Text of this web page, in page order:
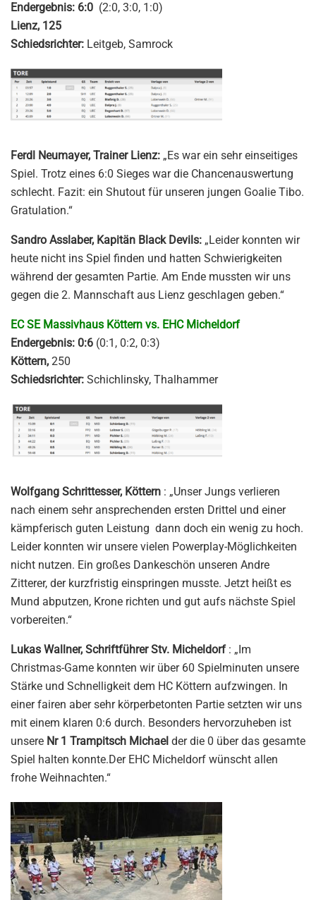
Endergebnis: 6:0 (2:0, 3:0, 1:0)
Lienz, 125
Schiedsrichter: Leitgeb, Samrock
Ferdl Neumayer, Trainer Lienz: „Es war ein sehr einseitiges
Spiel. Trotz eines 6:0 Sieges war die Chancenauswertung
schlecht. Fazit: ein Shutout für unseren jungen Goalie Tibo.
Gratulation.“
Sandro Asslaber, Kapitän Black Devils: „Leider konnten wir
heute nicht ins Spiel finden und hatten Schwierigkeiten
während der gesamten Partie. Am Ende mussten wir uns
gegen die 2. Mannschaft aus Lienz geschlagen geben.“
EC SE Massivhaus Köttern vs. EHC Micheldorf
Endergebnis: 0:6 (0:1, 0:2, 0:3)
Köttern, 250
Schiedsrichter: Schichlinsky, Thalhammer
Wolfgang Schrittesser, Köttern : „Unser Jungs verlieren
nach einem sehr ansprechenden ersten Drittel und einer
kämpferisch guten Leistung dann doch ein wenig zu hoch.
Leider konnten wir unsere vielen Powerplay-Möglichkeiten
nicht nutzen. Ein großes Dankeschön unseren Andre
Zitterer, der kurzfristig einspringen musste. Jetzt heißt es
Mund abputzen, Krone richten und gut aufs nächste Spiel
vorbereiten.“
Lukas Wallner, Schriftführer Stv. Micheldorf : „Im
Christmas-Game konnten wir über 60 Spielminuten unsere
Stärke und Schnelligkeit dem HC Köttern aufzwingen. In
einer fairen aber sehr körperbetonten Partie setzten wir uns
mit einem klaren 0:6 durch. Besonders hervorzuheben ist
unsere Nr 1 Trampitsch Michael der die 0 über das gesamte
Spiel halten konnte.Der EHC Micheldorf wünscht allen
frohe Weihnachten.“